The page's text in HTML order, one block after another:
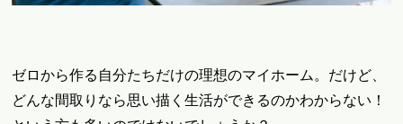
ゼロから作る自分たちだけの理想のマイホーム。だけど、
どんな間取りなら思い描く生活ができるのかわからない！